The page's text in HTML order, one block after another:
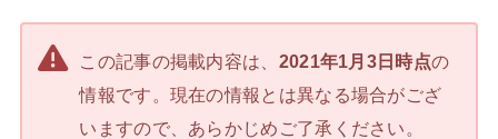
この記事の掲載内容は、 2021年1月3日時点の
情報です。現在の情報とは異なる場合がござ
いますので、あらかじめご了承ください。